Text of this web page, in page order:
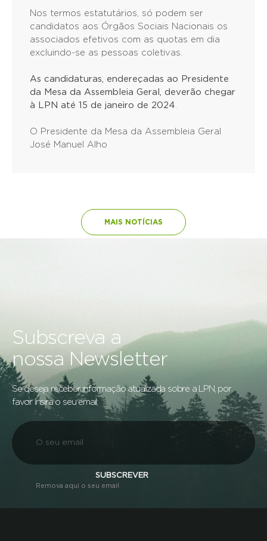
Nos termos estatutários, só podem ser
candidatos aos Órgãos Sociais Nacionais os
associados efetivos com as quotas em dia
excluindo-se as pessoas coletivas.
As candidaturas, endereçadas ao Presidente
da Mesa da Assembleia Geral, deverão chegar
à LPN até 15 de janeiro de 2024.
O Presidente da Mesa da Assembleia Geral
José Manuel Alho
MAIS NOTÍCIAS
Subscreva a
nossa Newsletter
Se deseja receber informação atualizada sobre a LPN, por
favor insira o seu email:
SUBSCREVER
Remova aqui o seu email